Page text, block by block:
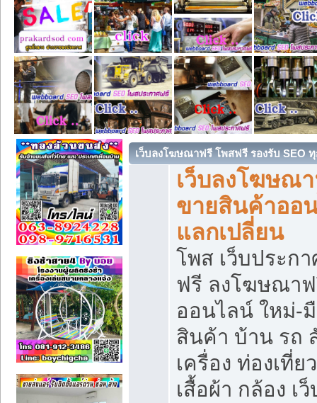
เว็บลงโฆษณาฟรี โพสฟรี รองรับ SEO
เว็บลงโฆษณ
ขายสินค้าออ
แลกเปลี่ยน
โพส เว็บประก
ฟรี ลงโฆษณา
ออนไลน์ ใหม่-
สินค้า บ้าน รถ
เครื่อง ท่องเที่ย
เสื้อผ้า กล้อง เ